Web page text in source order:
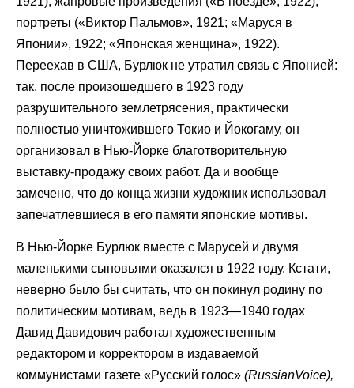
портреты («Виктор Пальмов», 1921; «Маруся в
Японии», 1922; «Японская женщина», 1922).
Переехав в США, Бурлюк не утратил связь с Японией:
так, после произошедшего в 1923 году
разрушительного землетрясения, практически
полностью уничтожившего Токио и Йокогаму, он
организовал в Нью-Йорке благотворительную
выставку-продажу своих работ. Да и вообще
замечено, что до конца жизни художник использовал
запечатлевшиеся в его памяти японские мотивы.
В Нью-Йорке Бурлюк вместе с Марусей и двумя
маленькими сыновьями оказался в 1922 году. Кстати,
неверно было бы считать, что он покинул родину по
политическим мотивам, ведь в 1923—1940 годах
Давид Давидович работал художественным
редактором и корректором в издаваемой
коммунистами газете «Русский голос» (RussianVoice),